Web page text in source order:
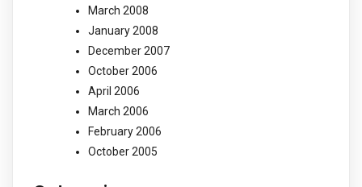
March 2008
January 2008
December 2007
October 2006
April 2006
March 2006
February 2006
October 2005